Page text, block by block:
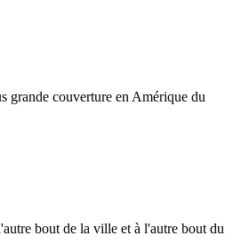
grande couverture en Amérique du
bout de la ville et à l'autre bout du